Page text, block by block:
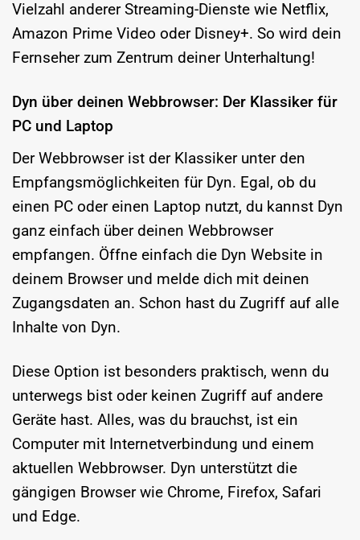
Vielzahl anderer Streaming-Dienste wie Netflix,
Amazon Prime Video oder Disney+. So wird dein
Fernseher zum Zentrum deiner Unterhaltung!
Dyn über deinen Webbrowser: Der Klassiker für
PC und Laptop
Der Webbrowser ist der Klassiker unter den
Empfangsmöglichkeiten für Dyn. Egal, ob du
einen PC oder einen Laptop nutzt, du kannst Dyn
ganz einfach über deinen Webbrowser
empfangen. Öffne einfach die Dyn Website in
deinem Browser und melde dich mit deinen
Zugangsdaten an. Schon hast du Zugriff auf alle
Inhalte von Dyn.
Diese Option ist besonders praktisch, wenn du
unterwegs bist oder keinen Zugriff auf andere
Geräte hast. Alles, was du brauchst, ist ein
Computer mit Internetverbindung und einem
aktuellen Webbrowser. Dyn unterstützt die
gängigen Browser wie Chrome, Firefox, Safari
und Edge.